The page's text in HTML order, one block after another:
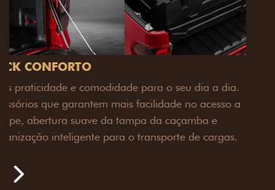
PACK OFF-ROAD
Prepare sua picape para qualquer desafio. O Pack
off-road combina engate de reboque para até 3,5
toneladas, alargadores de para-lamas e overbumper,
oferecendo mais capacidade de reboque, proteção
imponente para enfrentar qualquer terreno com
confiança.